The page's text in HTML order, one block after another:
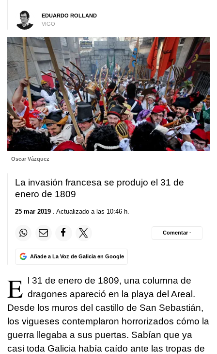
EDUARDO ROLLAND
VIGO
Oscar Vázquez
La invasión francesa se produjo el 31 de
enero de 1809
25 mar 2019 . Actualizado a las 10:46 h.
Añade a La Voz de Galicia en Google
Comentar ·
E l 31 de enero de 1809, una columna de
dragones apareció en la playa del Areal.
Desde los muros del castillo de San Sebastián,
los vigueses contemplaron horrorizados cómo la
guerra llegaba a sus puertas. Sabían que ya
casi toda Galicia había caído ante las tropas de